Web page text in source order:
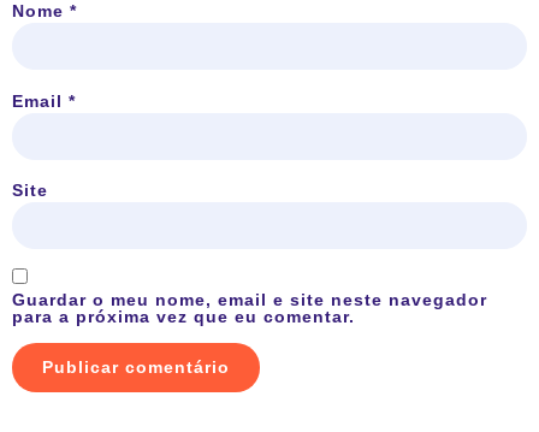
Nome *
Email *
Site
Guardar o meu nome, email e site neste navegador
para a próxima vez que eu comentar.